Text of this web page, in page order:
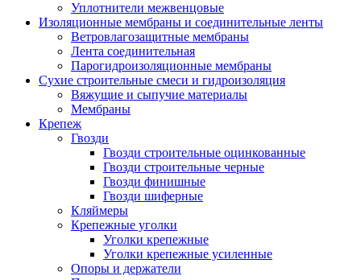
Уплотнители межвенцовые
Изоляционные мембраны и соединительные ленты
Ветровлагозащитные мембраны
Лента соединительная
Парогидроизоляционные мембраны
Сухие строительные смеси и гидроизоляция
Вяжущие и сыпучие материалы
Мембраны
Крепеж
Гвозди
Гвозди строительные оцинкованные
Гвозди строительные черные
Гвозди финишные
Гвозди шиферные
Кляймеры
Крепежные уголки
Уголки крепежные
Уголки крепежные усиленные
Опоры и держатели